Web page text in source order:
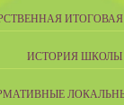
ИСТОРИЯ ШКОЛЫ